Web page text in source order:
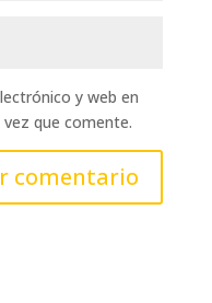
y web en
que comente.